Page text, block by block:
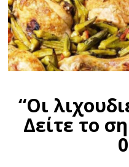
“Οι
Δείτε το